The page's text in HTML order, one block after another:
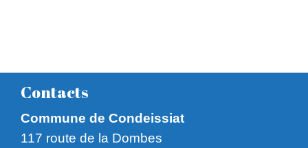
Contacts
Commune de Condeissiat
117 route de la Dombes